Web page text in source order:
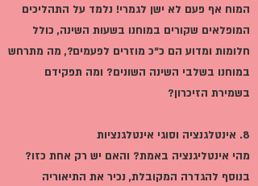
המוח אף פעם לא ישן לגמרי! נלמד על התהליכים
המופלאים שקורים במוחנו בשעות השינה, כולל
חלומות ומדוע הם כ"כ מוזרים לפעמים?, מה מתרחש
במוחנו בשלבי השינה השונים? ומה תפקידם
בשמירת הזיכרון?
8. אינטלגנציה וסוגי אינטלגנציות
מהי אינטליגנציה באמת? והאם יש רק אחת כזו?
בנוסף להגדרה המקובלת, נכיר את התיאוריה